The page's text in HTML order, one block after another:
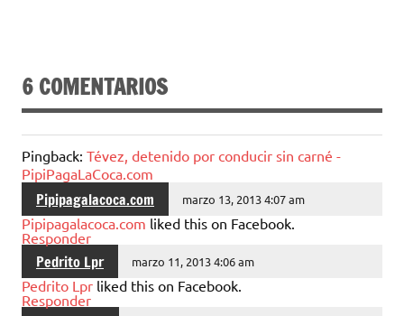
6 COMENTARIOS
Pingback: Tévez, detenido por conducir sin carné -
PipiPagaLaCoca.com
Pipipagalacoca.com marzo 13, 2013 4:07 am
Pipipagalacoca.com liked this on Facebook.
Responder
Pedrito Lpr marzo 11, 2013 4:06 am
Pedrito Lpr liked this on Facebook.
Responder